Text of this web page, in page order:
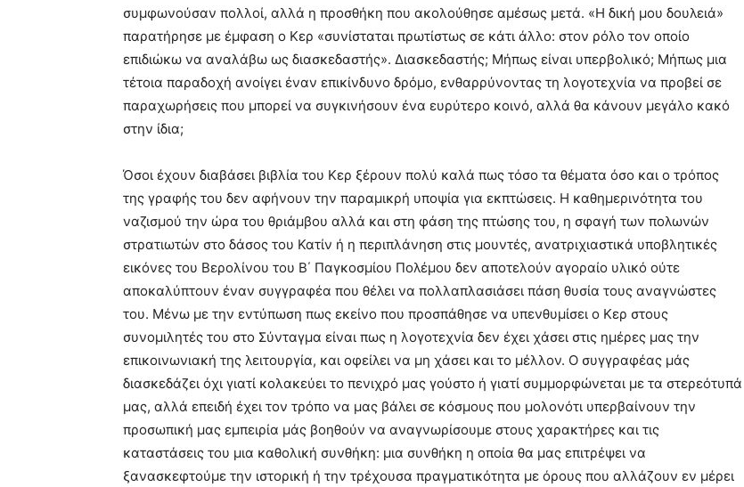
ΤΕΧΝΕΣ
συμφωνούσαν πολλοί, αλλά η προσθήκη που ακολούθησε αμέσως μετά. «Η δική μου δουλειά»
παρατήρησε με έμφαση ο Κερ «συνίσταται πρωτίστως σε κάτι άλλο: στον ρόλο τον οποίο
επιδιώκω να αναλάβω ως διασκεδαστής». Διασκεδαστής; Μήπως είναι υπερβολικό; Μήπως μια
τέτοια παραδοχή ανοίγει έναν επικίνδυνο δρόμο, ενθαρρύνοντας τη λογοτεχνία να προβεί σε
παραχωρήσεις που μπορεί να συγκινήσουν ένα ευρύτερο κοινό, αλλά θα κάνουν μεγάλο κακό
στην ίδια;
Όσοι έχουν διαβάσει βιβλία του Κερ ξέρουν πολύ καλά πως τόσο τα θέματα όσο και ο τρόπος
της γραφής του δεν αφήνουν την παραμικρή υποψία για εκπτώσεις. Η καθημερινότητα του
ναζισμού την ώρα του θριάμβου αλλά και στη φάση της πτώσης του, η σφαγή των πολωνών
στρατιωτών στο δάσος του Κατίν ή η περιπλάνηση στις μουντές, ανατριχιαστικά υποβλητικές
εικόνες του Βερολίνου του Β΄ Παγκοσμίου Πολέμου δεν αποτελούν αγοραίο υλικό ούτε
αποκαλύπτουν έναν συγγραφέα που θέλει να πολλαπλασιάσει πάση θυσία τους αναγνώστες
του. Μένω με την εντύπωση πως εκείνο που προσπάθησε να υπενθυμίσει ο Κερ στους
συνομιλητές του στο Σύνταγμα είναι πως η λογοτεχνία δεν έχει χάσει στις ημέρες μας την
επικοινωνιακή της λειτουργία, και οφείλει να μη χάσει και το μέλλον. Ο συγγραφέας μάς
διασκεδάζει όχι γιατί κολακεύει το πενιχρό μας γούστο ή γιατί συμμορφώνεται με τα στερεότυπά
μας, αλλά επειδή έχει τον τρόπο να μας βάλει σε κόσμους που μολονότι υπερβαίνουν την
προσωπική μας εμπειρία μάς βοηθούν να αναγνωρίσουμε στους χαρακτήρες και τις
καταστάσεις του μια καθολική συνθήκη: μια συνθήκη η οποία θα μας επιτρέψει να
ξανασκεφτούμε την ιστορική ή την τρέχουσα πραγματικότητα με όρους που αλλάζουν εν μέρει